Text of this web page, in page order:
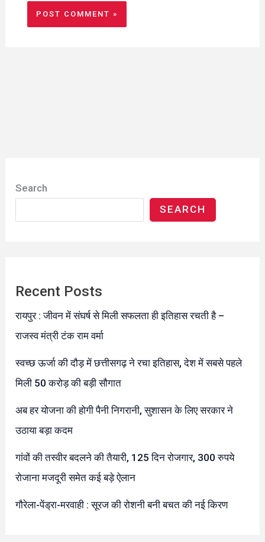
Search
SEARCH
Recent Posts
रायपुर : जीवन में संघर्ष से मिली सफलता ही इतिहास रचती है –
राजस्व मंत्री टंक राम वर्मा
स्वच्छ ऊर्जा की दौड़ में छत्तीसगढ़ ने रचा इतिहास, देश में सबसे पहले
मिली 50 करोड़ की बड़ी सौगात
अब हर योजना की होगी पैनी निगरानी, सुशासन के लिए सरकार ने
उठाया बड़ा कदम
गांवों की तस्वीर बदलने की तैयारी, 125 दिन रोजगार, 300 रुपये
रोजाना मजदूरी समेत कई बड़े ऐलान
गौरेला-पेंड्रा-मरवाही : सूरज की रोशनी बनी बचत की नई किरण